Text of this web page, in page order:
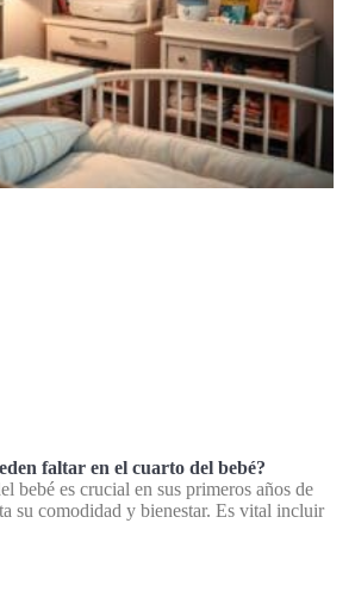
faltar en el cuarto del bebé?
bebé es crucial en sus primeros años de
su comodidad y bienestar. Es vital incluir